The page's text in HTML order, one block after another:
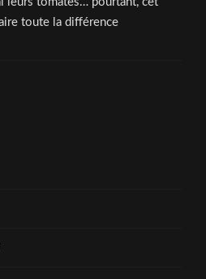
toute la différence